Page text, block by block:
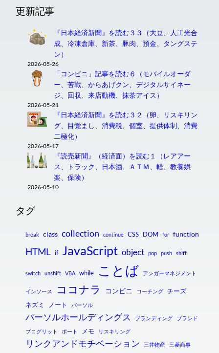
更新記事
『日本経済新聞』を読む３３（大豆、人工光合
成、冷凍倉庫、新茶、豚肉、預金、タングステ
ン）
2026-05-26
「コンビニ」記事を読む６（モバイルオーダ
ー、苦戦、からあげクン、デジタルサイネー
ジ、回収、来店動機、抹茶アイス）
2026-05-21
『日本経済新聞』を読む３２（卵、リスキリン
グ、目覚まし、消費税、個室、提供体制、消費
二極化）
2026-05-17
『読売新聞』（経済面）を読む１（レアアー
ス、トラック、日本酒、ＡＴＭ、軽、教養娯
楽、保険）
2026-05-10
タグ
break class collection continue CSS DOM for function
HTML if JavaScript object pop push shift
switch unshift VBA while ことば アンガーマネジメント
インソース ココナラ コンビニ コーチング
チーズ
ネズミ
ノート パーソル
パーソルホールディングス ブランディング ブランド
プログリット ポート メモ リスキリング
リンクアンドモチベーション 三井物産 三菱商事